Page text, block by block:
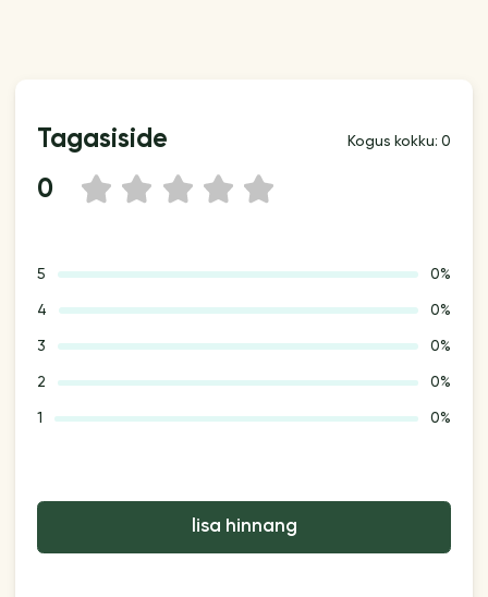
Tagasiside Kogus kokku: 0
0 5
4
3
2
1
5 0%
4 0%
3 0%
2 0%
1 0%
lisa hinnang